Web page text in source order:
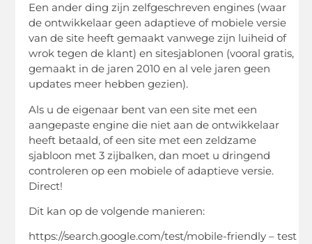
Een ander ding zijn zelfgeschreven engines (waar
de ontwikkelaar geen adaptieve of mobiele versie
van de site heeft gemaakt vanwege zijn luiheid of
wrok tegen de klant) en sitesjablonen (vooral gratis,
gemaakt in de jaren 2010 en al vele jaren geen
updates meer hebben gezien).
Als u de eigenaar bent van een site met een
aangepaste engine die niet aan de ontwikkelaar
heeft betaald, of een site met een zeldzame
sjabloon met 3 zijbalken, dan moet u dringend
controleren op een mobiele of adaptieve versie.
Direct!
Dit kan op de volgende manieren:
https://search.google.com/test/mobile-friendly – test